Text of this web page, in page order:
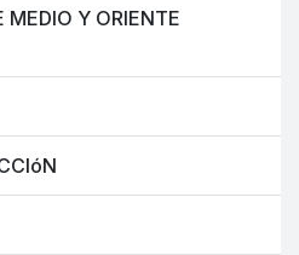
MEDIO Y ORIENTE